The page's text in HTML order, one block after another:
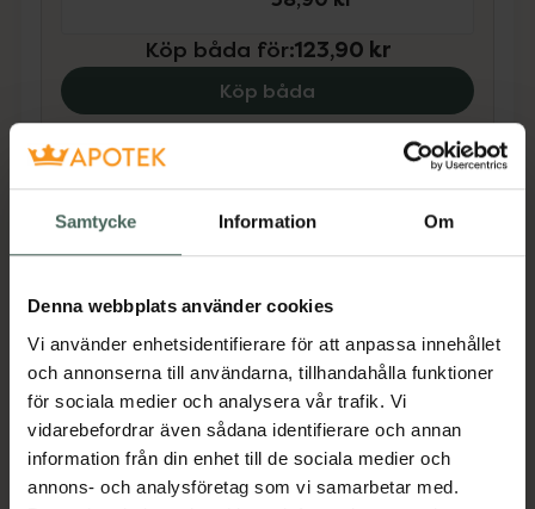
Samtycke Information Om
Denna webbplats använder cookies
Vi använder enhetsidentifierare för att anpassa innehållet
och annonserna till användarna, tillhandahålla funktioner
för sociala medier och analysera vår trafik. Vi
vidarebefordrar även sådana identifierare och annan
information från din enhet till de sociala medier och
annons- och analysföretag som vi samarbetar med.
Köp båda för:123,90 kr
Köp båda
Beskrivning Dölj
Ny gelformula med UV/LED lackteknologi. En
superglansigt resultat med plumpig-effekt
som skiljer sig från ett vanligt nagellack. Du
behöver inte förbereda din naturliga nagel
med filning eller behandla med stark primer,
Gel iQ behöver bara lätt rengöring med en
mild Pre-Cleanser innan du utför din
lackbehandling. UV/LED-lampan är speciellt